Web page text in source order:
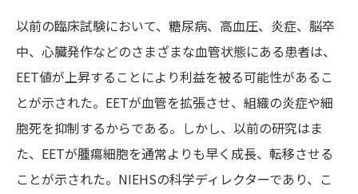
以前の臨床試験において、糖尿病、高血圧、炎症、脳卒
中、心臓発作などのさまざまな血管状態にある患者は、
EET値が上昇することにより利益を被る可能性があるこ
とが示された。EETが血管を拡張させ、組織の炎症や細
胞死を抑制するからである。しかし、以前の研究はま
た、EETが腫瘍細胞を通常よりも早く成長、転移させる
ことが示された。NIEHSの科学ディレクターであり、こ